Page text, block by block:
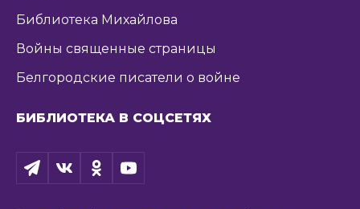
Библиотека Михайлова
Войны священные страницы
Белгородские писатели о войне
БИБЛИОТЕКА В СОЦСЕТЯХ